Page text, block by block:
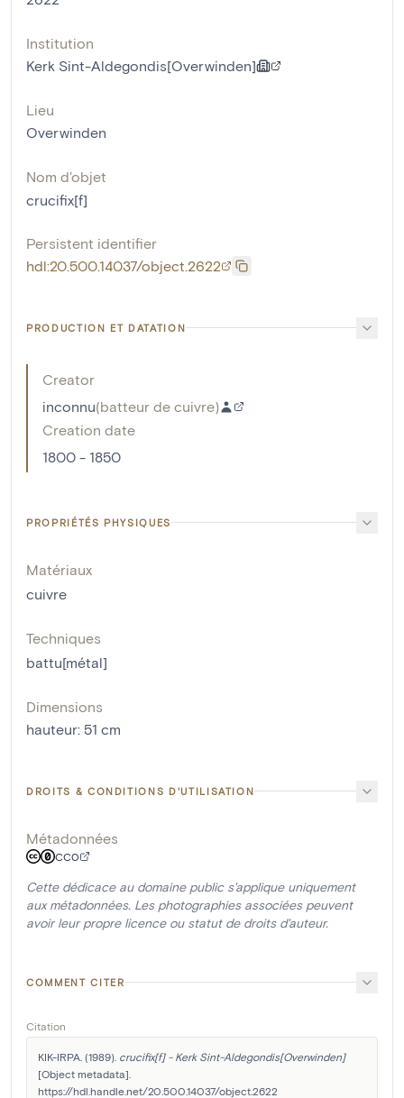
Institution
Kerk Sint-Aldegondis[Overwinden]
Lieu
Overwinden
Nom d'objet
crucifix[f]
Persistent identifier
hdl:20.500.14037/object.2622
PRODUCTION ET DATATION
Creator
inconnu(batteur de cuivre)
Creation date
1800 - 1850
PROPRIÉTÉS PHYSIQUES
Matériaux
cuivre
Techniques
battu[métal]
Dimensions
hauteur: 51 cm
DROITS & CONDITIONS D'UTILISATION
Métadonnées
CC0
Cette dédicace au domaine public s'applique uniquement
aux métadonnées. Les photographies associées peuvent
avoir leur propre licence ou statut de droits d'auteur.
COMMENT CITER
Citation
KIK-IRPA. (1989). crucifix[f] - Kerk Sint-Aldegondis[Overwinden]
[Object metadata].
https://hdl.handle.net/20.500.14037/object.2622